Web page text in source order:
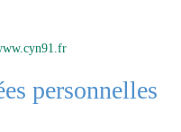
personnelles